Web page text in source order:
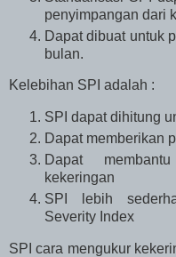
penyimpangan dari
Dapat dibuat untuk
bulan.
Kelebihan SPI adalah :
SPI dapat dihitung
Dapat memberikan
Dapat
kekeringan
SPI lebih
Severity Index
SPI cara mengukur